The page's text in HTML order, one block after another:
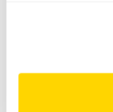
website niet